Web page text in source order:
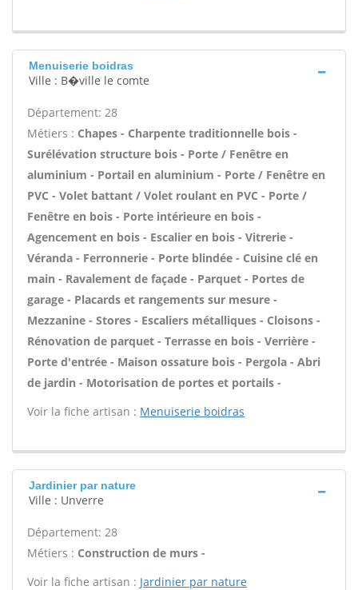
Menuiserie boidras
Ville : B�ville le comte
Département: 28
Métiers : Chapes - Charpente traditionnelle bois -
Surélévation structure bois - Porte / Fenêtre en
aluminium - Portail en aluminium - Porte / Fenêtre en
PVC - Volet battant / Volet roulant en PVC - Porte /
Fenêtre en bois - Porte intérieure en bois -
Agencement en bois - Escalier en bois - Vitrerie -
Véranda - Ferronnerie - Porte blindée - Cuisine clé en
main - Ravalement de façade - Parquet - Portes de
garage - Placards et rangements sur mesure -
Mezzanine - Stores - Escaliers métalliques - Cloisons -
Rénovation de parquet - Terrasse en bois - Verrière -
Porte d'entrée - Maison ossature bois - Pergola - Abri
de jardin - Motorisation de portes et portails -
Voir la fiche artisan : Menuiserie boidras
Jardinier par nature
Ville : Unverre
Département: 28
Métiers : Construction de murs -
Voir la fiche artisan : Jardinier par nature